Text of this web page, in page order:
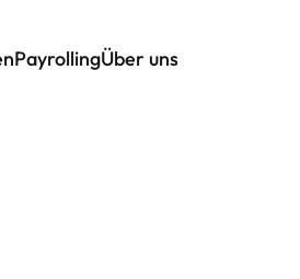
PayrollingÜber uns